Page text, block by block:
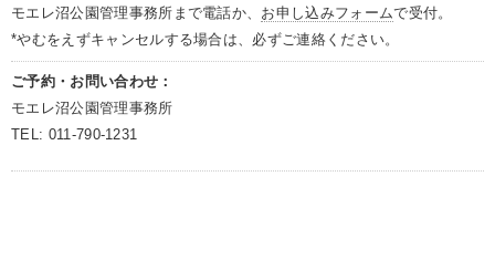
モエレ沼公園管理事務所まで電話か、 お申し込みフォームで受付。
*やむをえずキャンセルする場合は、必ずご連絡ください。
ご予約・お問い合わせ：
モエレ沼公園管理事務所
TEL: 011-790-1231